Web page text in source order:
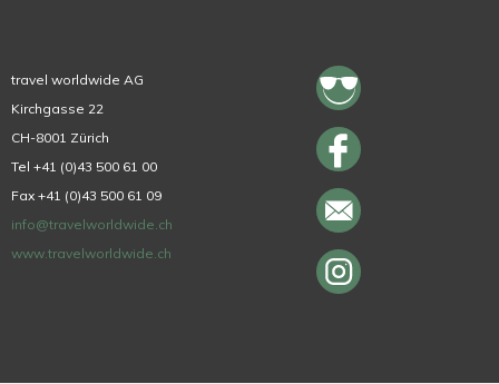
travel worldwide AG
Kirchgasse 22
CH-8001 Zürich
Tel +41 (0)43 500 61 00
Fax +41 (0)43 500 61 09
info@travelworldwide.ch
www.travelworldwide.ch